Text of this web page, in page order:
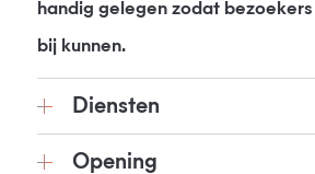
handig gelegen zodat
bij kunnen.
Diensten
Opening